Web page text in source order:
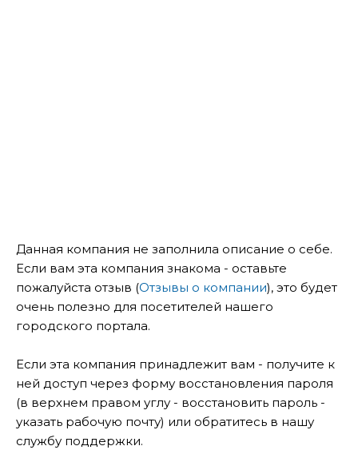
Данная компания не заполнила описание о себе.
Если вам эта компания знакома - оставьте
пожалуйста отзыв (Отзывы о компании), это будет
очень полезно для посетителей нашего
городского портала.
Если эта компания принадлежит вам - получите к
ней доступ через форму восстановления пароля
(в верхнем правом углу - восстановить пароль -
указать рабочую почту) или обратитесь в нашу
службу поддержки.